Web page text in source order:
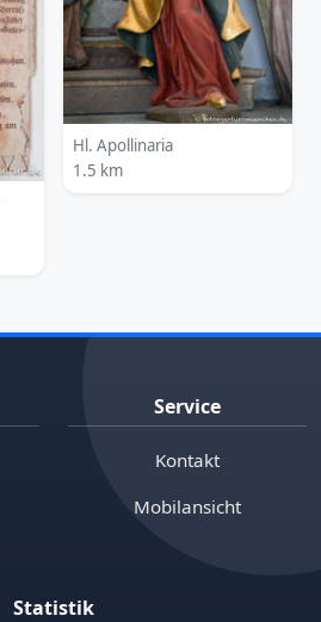
Hl. Apollinaria
1.5 km
Service
Kontakt
Mobilansicht
Statistik